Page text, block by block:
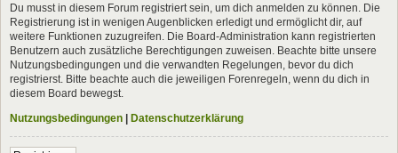
Du musst in diesem Forum registriert sein, um dich anmelden zu können. Die
Registrierung ist in wenigen Augenblicken erledigt und ermöglicht dir, auf
weitere Funktionen zuzugreifen. Die Board-Administration kann registrierten
Benutzern auch zusätzliche Berechtigungen zuweisen. Beachte bitte unsere
Nutzungsbedingungen und die verwandten Regelungen, bevor du dich
registrierst. Bitte beachte auch die jeweiligen Forenregeln, wenn du dich in
diesem Board bewegst.
Nutzungsbedingungen | Datenschutzerklärung